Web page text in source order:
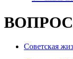
Советская